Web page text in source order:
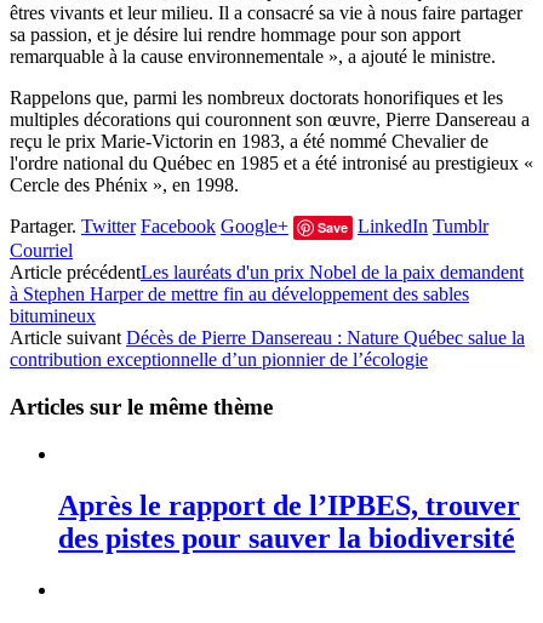
êtres vivants et leur milieu. Il a consacré sa vie à nous faire partager
sa passion, et je désire lui rendre hommage pour son apport
remarquable à la cause environnementale », a ajouté le ministre.
Rappelons que, parmi les nombreux doctorats honorifiques et les
multiples décorations qui couronnent son œuvre, Pierre Dansereau a
reçu le prix Marie-Victorin en 1983, a été nommé Chevalier de
l'ordre national du Québec en 1985 et a été intronisé au prestigieux «
Cercle des Phénix », en 1998.
Partager. Twitter Facebook Google+ Save LinkedIn Tumblr
Courriel
Article précédentLes lauréats d'un prix Nobel de la paix demandent
à Stephen Harper de mettre fin au développement des sables
bitumineux
Article suivant Décès de Pierre Dansereau : Nature Québec salue la
contribution exceptionnelle d’un pionnier de l’écologie
Articles sur le même thème
Après le rapport de l’IPBES, trouver
des pistes pour sauver la biodiversité